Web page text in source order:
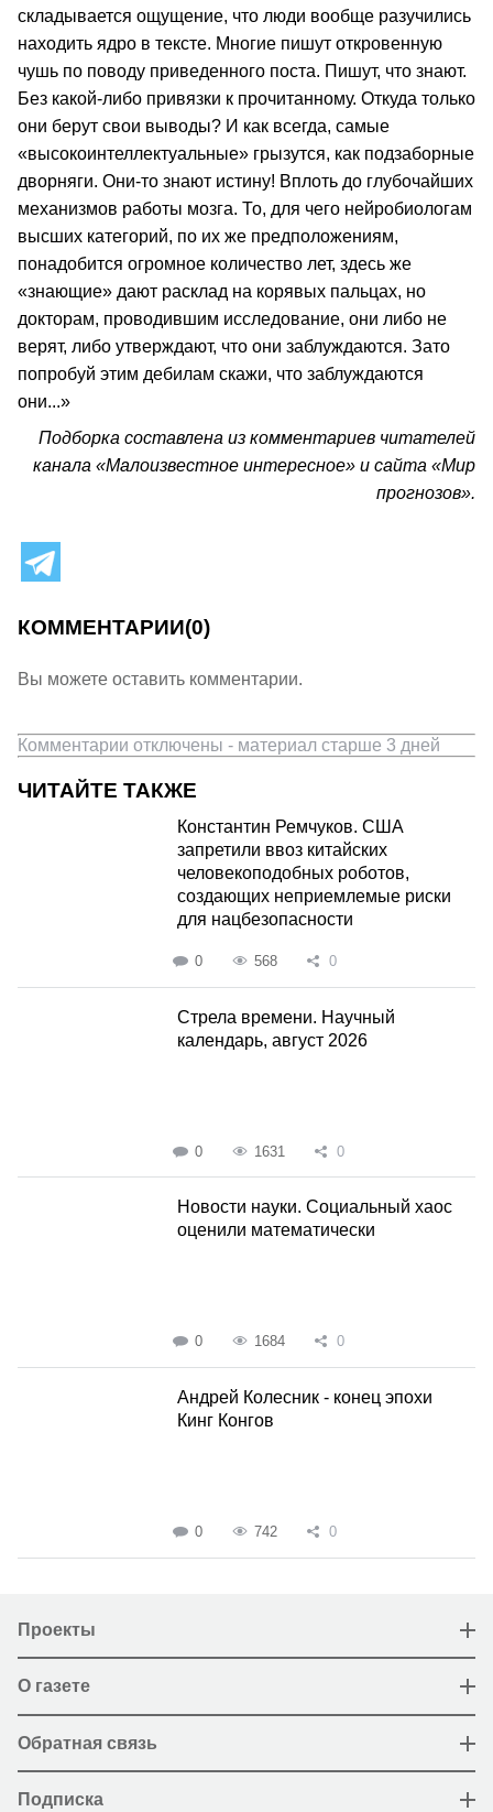
складывается ощущение, что люди вообще разучились
находить ядро в тексте. Многие пишут откровенную
чушь по поводу приведенного поста. Пишут, что знают.
Без какой‑либо привязки к прочитанному. Откуда только
они берут свои выводы? И как всегда, самые
«высокоинтеллектуальные» грызутся, как подзаборные
дворняги. Они‑то знают истину! Вплоть до глубочайших
механизмов работы мозга. То, для чего нейробиологам
высших категорий, по их же предположениям,
понадобится огромное количество лет, здесь же
«знающие» дают расклад на корявых пальцах, но
докторам, проводившим исследование, они либо не
верят, либо утверждают, что они заблуждаются. Зато
попробуй этим дебилам скажи, что заблуждаются
они...»
Подборка составлена из комментариев читателей
канала «Малоизвестное интересное» и сайта «Мир
прогнозов».
КОММЕНТАРИИ(0)
Вы можете оставить комментарии.
Комментарии отключены - материал старше 3 дней
ЧИТАЙТЕ ТАКЖЕ
Константин Ремчуков. США
запретили ввоз китайских
человекоподобных роботов,
создающих неприемлемые риски
для нацбезопасности
0 568 0
Стрела времени. Научный
календарь, август 2026
0 1631 0
Новости науки. Социальный хаос
оценили математически
0 1684 0
Андрей Колесник - конец эпохи
Кинг Конгов
0 742 0
Проекты
О газете
Обратная связь
Подписка